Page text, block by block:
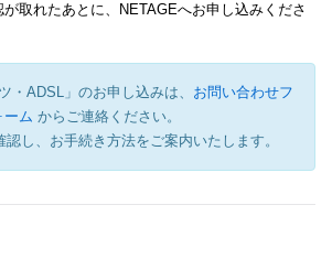
取れたあとに、NETAGEへお申し込みくださ
・ADSL」のお申し込みは、 お問い合わせフ
ーム からご連絡ください。
し、お手続き方法をご案内いたします。